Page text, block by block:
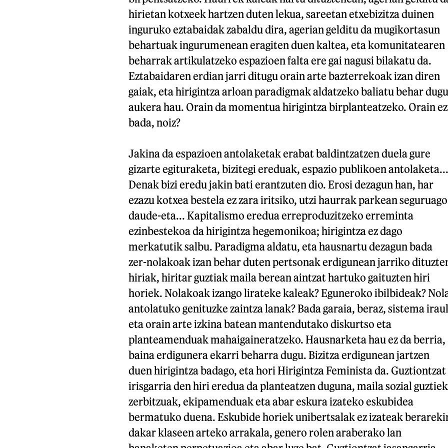
hirietan kotxeek hartzen duten lekua, sareetan etxebizitza duinen
inguruko eztabaidak zabaldu dira, agerian gelditu da mugikortasun
behartuak ingurumenean eragiten duen kaltea, eta komunitatearen
beharrak artikulatzeko espazioen falta ere gai nagusi bilakatu da.
Eztabaidaren erdian jarri ditugu orain arte bazterrekoak izan diren
gaiak, eta hirigintza arloan paradigmak aldatzeko baliatu behar dugu
aukera hau. Orain da momentua hirigintza birplanteatzeko. Orain ez
bada, noiz?
Jakina da espazioen antolaketak erabat baldintzatzen duela gure
gizarte egituraketa, bizitegi ereduak, espazio publikoen antolaketa...
Denak bizi eredu jakin bati erantzuten dio. Erosi dezagun han, har
ezazu kotxea bestela ez zara iritsiko, utzi haurrak parkean seguruago
daude-eta... Kapitalismo eredua erreproduzitzeko erreminta
ezinbestekoa da hirigintza hegemonikoa; hirigintza ez dago
merkatutik salbu. Paradigma aldatu, eta hausnartu dezagun bada
zer-nolakoak izan behar duten pertsonak erdigunean jarriko
hiriak, hiritar guztiak maila berean aintzat hartuko gaituzten hiri
horiek. Nolakoak izango lirateke kaleak? Eguneroko ibilbideak?
antolatuko genituzke zaintza lanak? Bada garaia, beraz, sistema
eta orain arte izkina batean mantendutako diskurtso eta
planteamenduak mahaigaineratzeko. Hausnarketa hau ez da berria,
baina erdigunera ekarri beharra dugu. Bizitza erdigunean jartzen
duen hirigintza badago, eta hori Hirigintza Feminista da. Guztiontzat
irisgarria den hiri eredua da planteatzen duguna, maila sozial guztiek
zerbitzuak, ekipamenduak eta abar eskura izateko eskubidea
bermatuko duena. Eskubide horiek unibertsalak ez izateak
dakar klaseen arteko arrakala, genero rolen araberako lan